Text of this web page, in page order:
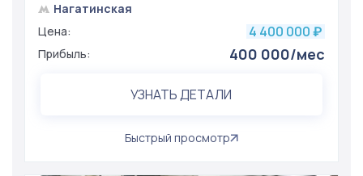
Нагатинская
Цена:
4 400 000 ₽
Прибыль: 400 000/мес
УЗНАТЬ ДЕТАЛИ
Быстрый просмотр